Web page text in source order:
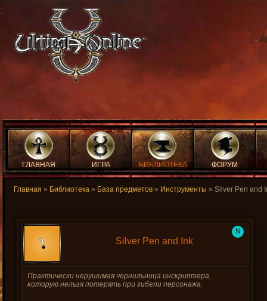
ГЛАВНАЯ ИГРА БИБЛИОТЕКА ФОРУМ
Главная » Библиотека » База предметов » Инструменты » Silver Pen and
Silver Pen and Ink
N
Практически нерушимая чернильница инскриптера,
которую нельзя потерять при гибели персонажа.